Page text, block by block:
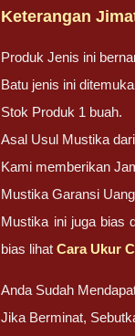
Keterangan
Produk Jenis ini
Batu jenis ini
Stok Produk 1 buah.
Asal Usul Mustika
Kami memberikan
Mustika Garansi
Mustika ini juga bias
bias lihatCara Ukur
Anda Sudah
Jika Berminat,